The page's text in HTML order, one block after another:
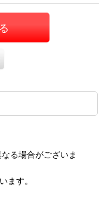
る場合がございま
ます。